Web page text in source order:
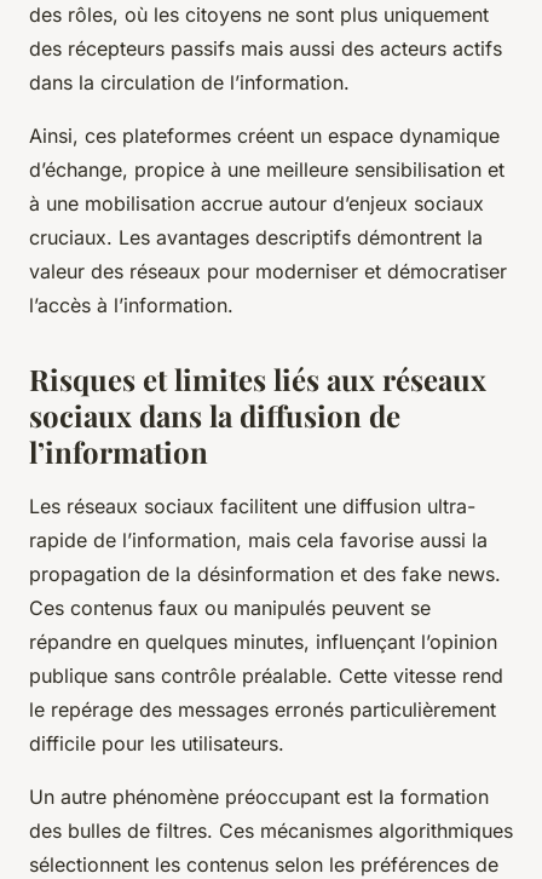
des rôles, où les citoyens ne sont plus uniquement
des récepteurs passifs mais aussi des acteurs actifs
dans la circulation de l’information.
Ainsi, ces plateformes créent un espace dynamique
d’échange, propice à une meilleure sensibilisation et
à une mobilisation accrue autour d’enjeux sociaux
cruciaux. Les avantages descriptifs démontrent la
valeur des réseaux pour moderniser et démocratiser
l’accès à l’information.
Risques et limites liés aux réseaux
sociaux dans la diffusion de
l’information
Les réseaux sociaux facilitent une diffusion ultra-
rapide de l’information, mais cela favorise aussi la
propagation de la désinformation et des fake news.
Ces contenus faux ou manipulés peuvent se
répandre en quelques minutes, influençant l’opinion
publique sans contrôle préalable. Cette vitesse rend
le repérage des messages erronés particulièrement
difficile pour les utilisateurs.
Un autre phénomène préoccupant est la formation
des bulles de filtres. Ces mécanismes algorithmiques
sélectionnent les contenus selon les préférences de